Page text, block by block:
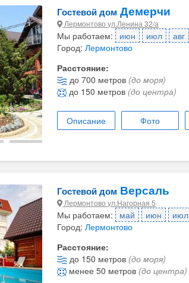
Гостевой дом Демерчи
Лермонтово ул.Ленина 32/а
Мы работаем: июн июл авг
Город:Лермонтово
Расстояние:
до 700 метров (до моря)
до 150 метров (до центра)
Описание Фото
Гостевой дом Версаль
Лермонтово ул.Нагорная 5
Мы работаем: май июн июл
Город:Лермонтово
Расстояние:
до 150 метров (до моря)
менее 50 метров (до центра)